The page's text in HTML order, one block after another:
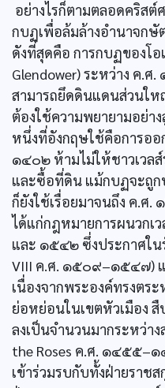
อย่างไรก็ตามตลอดคริส
กบฏเพื่อล้มล้างอำนาจกษั
ดังที่สุดคือ การกบฏของโอ
Glendower) ระหว่าง ค.
สามารถยึดดินแดนส่วนให
ต้องใช้ความพยายามอย่า
หนึ่งที่อังกฤษใช้คือการอ
๑๔๐๒ ห้ามไม่ให้ชาวเวล
และซื้อที่ดิน แม้กบฏจะถู
ก็ยังใช้เรื่อยมาจนถึง ค.
ได้แก่กฎหมายการผนวกเ
และ ๑๕๔๒ ซึ่งประกาศใน
VIII ค.ศ. ๑๕๐๙–๑๕๔๗) แ
เนื่องจากพระองค์ทรงตร
ย่อหย่อนในเขตหัวเมือง สื
ลงเป็นจำนวนมากระหว่า
the Roses ค.ศ. ๑๔๕๕–
เข้าร่วมรบกับทั้งฝ่ายราชส